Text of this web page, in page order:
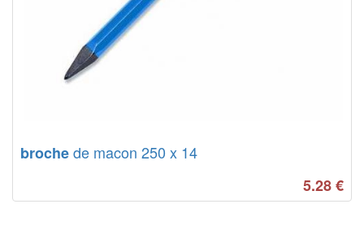
brochede macon 250 x 14
5.28€